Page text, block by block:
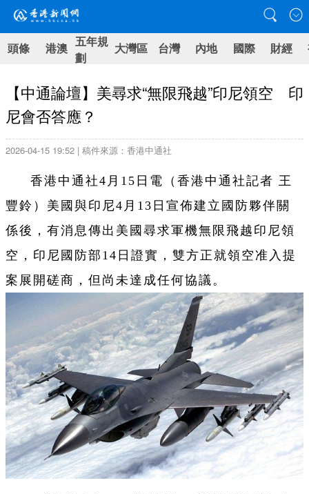
頭條 港澳 五年規
劃
大灣區 台灣 內地 國際 財經
【中通論壇】美尋求“無限飛越”印尼領空 印
尼會否答應？
2026-04-15 19:52 | 稿件來源：香港中通社
香港中通社4月15日電（香港中通社記者 王
豐鈴）美國與印尼4月13日宣佈建立國防夥伴關
係後，有消息傳出美國尋求軍機無限飛越印尼領
空，印尼國防部14日證實，雙方正就領空准入提
案展開磋商，但尚未達成任何協議。